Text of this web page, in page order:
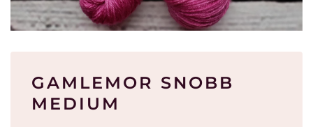
GAMLEMOR SNOBB
MEDIUM